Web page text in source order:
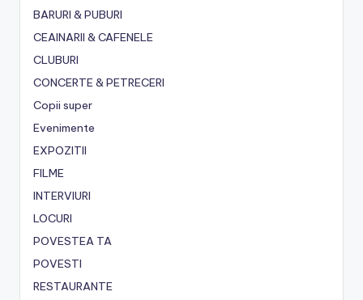
BARURI & PUBURI
CEAINARII & CAFENELE
CLUBURI
CONCERTE & PETRECERI
Copii super
Evenimente
EXPOZITII
FILME
INTERVIURI
LOCURI
POVESTEA TA
POVESTI
RESTAURANTE